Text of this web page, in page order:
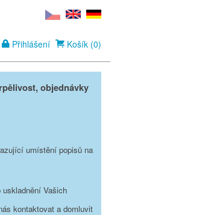
Přihlášení Košík (0)
objednávky
umístění popisů na
uskladnění Vašich
kontaktovat a domluvit